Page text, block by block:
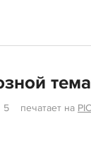
5 печатает на